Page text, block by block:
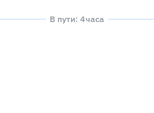
В пути: 4 часа